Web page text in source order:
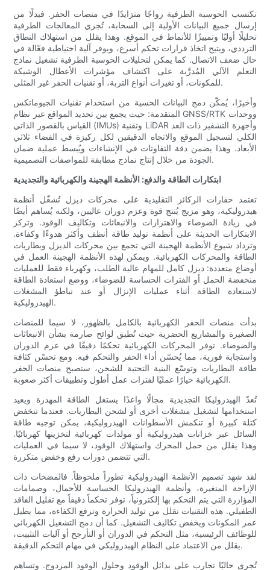
تكتسب الحوسبة الطرفية رواجًا متزايدًا في منصات الحفر. فبدلًا من
إرسال جميع البيانات الأولية إلى السحابة، تُجري المعالجات الطرفية
تحليلًا أوليًا وتمييزًا للأنماط في الموقع. وهذا يقلل من استهلاك النطاق
الترددي، ويتيح اتخاذ قرارات تحكم أسرع، ويوفر آلية احتياطية فعّالة في
حال ضعف الاتصال. كما يمكن لتحليلات الحوسبة الطرفية تشغيل نماذج
التعلم الآلي المُدرَّبة على اكتشاف مؤشرات الأعطال الوشيكة
للمكونات، أو تغيرات أنواع التربة، أو تقنيات الحفر غير المثلى.
وأخيرًا، يُمكّن دمج البيانات الحسية من استخدام تقنيات الجيوماتكس
المتقدمة: حيث يجمع بين تحديد المواقع عبر نظام GNSS/RTK ووحدات
القياس بالقصور الذاتي (IMUs) وتقنية LiDAR وأجهزة التشفير ذات العد
الكلي لتسجيل الموقع والاتجاه الدقيقين لكل ركيزة في الفضاء ثلاثي
الأبعاد. وهذا يضمن دقة التفاوتات في الإنشاءات ويُبسط عملية ضمان
الجودة من خلال إنتاج نماذج مطابقة للمواصفات التصميمية.
ابتكارات الطاقة والدفع: الأنظمة الهجينة والكهربائية والتجديدية
تعتمد حفارات الركائز التقليدية على محركات ديزل تُشغّل أنظمة
هيدروليكية، وهو مزيج يُنتج قوة وعزم دوران عاليين، ولكنه يُساهم أيضًا
في زيادة الضوضاء والاهتزازات والانبعاثات وتكاليف الوقود. وتركز
الابتكارات الحديثة على أنظمة توليد طاقة أنظف وأكثر هدوءًا وكفاءة.
وتزداد شيوع الأنظمة الهجينة التي تجمع بين محركات الديزل وبطاريات
الطاقة والمحركات الكهربائية. ويمكن لهذه الأنظمة الهجينة العمل في
أوضاع متعددة: ديزل كامل للمهام عالية الطلب، وكهرباء فقط للعمليات
منخفضة الحمل أو الفترات الحساسة للضوضاء، ووضع استعادة الطاقة
لاستعادة الطاقة أثناء عمليات الإنزال أو عند تباطؤ المشغلات
الهيدروليكية.
بدأت منصات الحفر الكهربائية بالكامل بالظهور، لا سيما للمنصات
الصغيرة والمشاريع الحضرية حيث تُطبق لوائح صارمة بشأن الانبعاثات
والضوضاء. توفر المحركات الكهربائية تحكمًا دقيقًا في عزم الدوران
واستجابة فورية، مما يُحسّن أداء الحفر والتحكم فيه. ومع تحسّن كثافة
طاقة البطاريات وتوسّع البنية التحتية للشحن، ستصبح منصات الحفر
الكهربائية خيارًا عمليًا لفترات عمل أطول وتطبيقات أكثر صعوبة.
تُعدّ الهيدروليكا التجديدية مجالًا واعدًا يستغل الطاقة المهدرة ويعيد
استخدامها لتشغيل مشغلات أخرى أو لشحن البطاريات. فعندما تنخفض
كتلة كبيرة أو تنكمش الأسطوانات الهيدروليكية، يمكن توجيه طاقة
السائل عبر خزانات هيدروليكية أو مولدات كهربائية لتخزينها كهربائيًا.
وهذا يقلل من حمل المحرك واستهلاك الوقود، لا سيما في العمليات
التي تتضمن دورات رفع وخفض متكررة.
لقد شهد تصميم الأنظمة الهيدروليكية تطوراً ملحوظاً. فالمضخات ذات
الإزاحة المتغيرة، وأنظمة الهيدروليكا الحساسة للأحمال، وصمامات
المؤازرة التي يتم التحكم بها إلكترونياً، توفر تحكماً دقيقاً مع تقليل الفاقد
الطفيلي. هذه التقنيات تقلل من توليد الحرارة وترفع الكفاءة، مما يطيل
عمر المكونات ويخفض تكاليف التشغيل. كما أن دمج التشغيل الكهربائي
للوظائف الرئيسية، مثل التحكم في الدوران أو التأرجح أو آليات التثبيت،
يقلل من الاعتماد على النظام الهيدروليكي في مهام التحكم الدقيقة.
تُجرى حاليًا تجارب على بدائل الوقود وحلول الوقود المزدوج. وتساهم